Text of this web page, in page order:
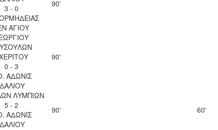
3 - 0
90'
ΑΓΙΟΥ
0 - 3
ΑΔΩΝΙΣ
90'
ΛΥΜΠΙΩΝ
5 - 2
ΑΔΩΝΙΣ
90' 60'